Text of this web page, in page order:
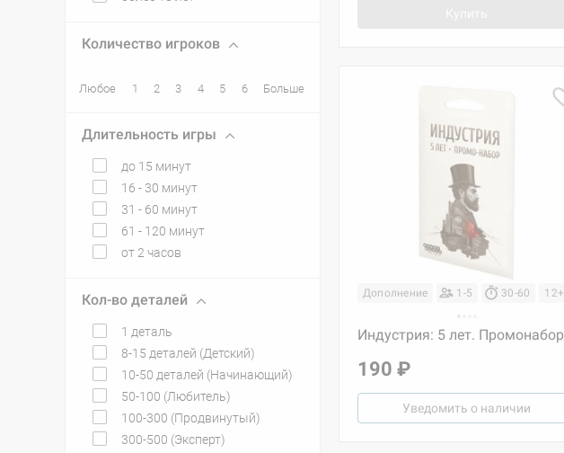
Количество игроков
Любое 1 2 3 4 5 6 Больше
Длительность игры
до 15 минут
16 - 30 минут
31 - 60 минут
61 - 120 минут
от 2 часов
Кол-во деталей
1 деталь
8-15 деталей (Детский)
10-50 деталей (Начинающий)
50-100 (Любитель)
100-300 (Продвинутый)
300-500 (Эксперт)
Дополнение 1-5 30-60 12+
Индустрия: 5 лет. Промонабор
190 ₽
Уведомить о наличии